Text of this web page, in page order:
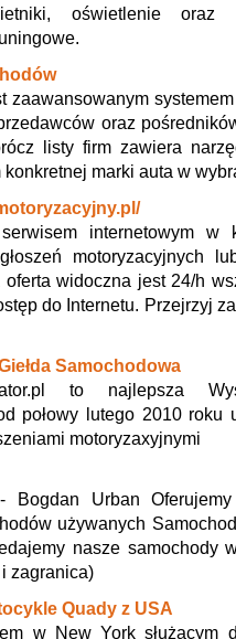
oświetlenie oraz
zaawansowanym
oraz
listy firm zawiera
konkretnej marki auta w
internetowym w
motoryzacyjnych
oferta widoczna jest 24/h
do Internetu. Przejrzyj
Samochodowa
to najlepsza
połowy lutego 2010 roku
motoryzaxyjnymi
Bogdan Urban
używanych
nasze samochody
zagranica)
Quady z USA
w New York służącym